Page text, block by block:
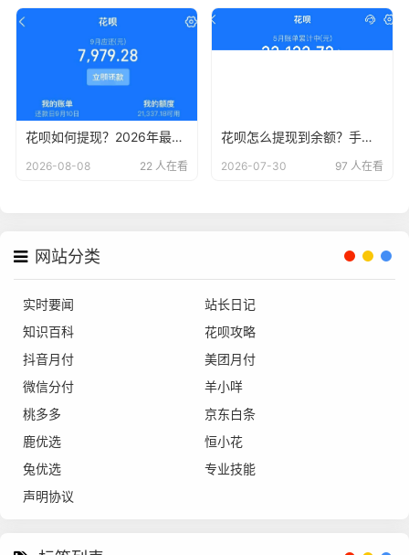
花呗如何提现？2026年最新详细步骤与注意事项解析
2026-08-08 22 人在看
花呗怎么提现到余额？手把手教你正确姿势，小白必看！
2026-07-30 97 人在看
网站分类
实时要闻
站长日记
知识百科
花呗攻略
抖音月付
美团月付
微信分付
羊小咩
桃多多
京东白条
鹿优选
恒小花
兔优选
专业技能
声明协议